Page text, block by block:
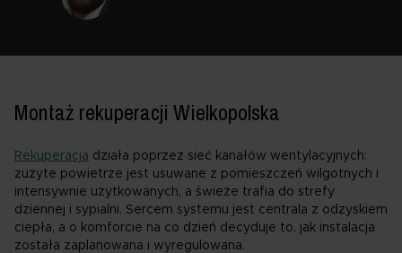
Montaż rekuperacji Wielkopolska
Rekuperacja działa poprzez sieć kanałów wentylacyjnych:
zużyte powietrze jest usuwane z pomieszczeń wilgotnych i
intensywnie użytkowanych, a świeże trafia do strefy
dziennej i sypialni. Sercem systemu jest centrala z odzyskiem
ciepła, a o komforcie na co dzień decyduje to, jak instalacja
została zaplanowana i wyregulowana.